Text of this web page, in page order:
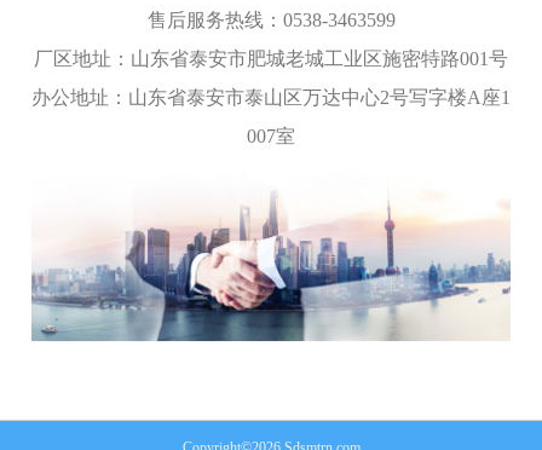
售后服务热线：0538-3463599
厂区地址：山东省泰安市肥城老城工业区施密特路001号
办公地址：山东省泰安市泰山区万达中心2号写字楼A座1
007室